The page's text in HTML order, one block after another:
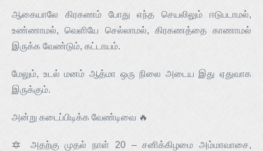
ஆகையாலே கிரகணம் போது எந்த செயலிலும் ஈடுபடாமல்,
உண்ணாமல், வெளியே செல்லாமல், கிரகணத்தை காணாமல்
இருக்க வேண்டும், கட்டாயம்.
மேலும், உடல் மனம் ஆத்மா ஒரு நிலை அடைய இது ஏதுவாக
இருக்கும்.
அன்று கடைப்பிடிக்க வேண்டிவை 🔥
🔯 அதற்கு முதல் நாள் 20 – சனிக்கிழமை அம்மாவாசை,